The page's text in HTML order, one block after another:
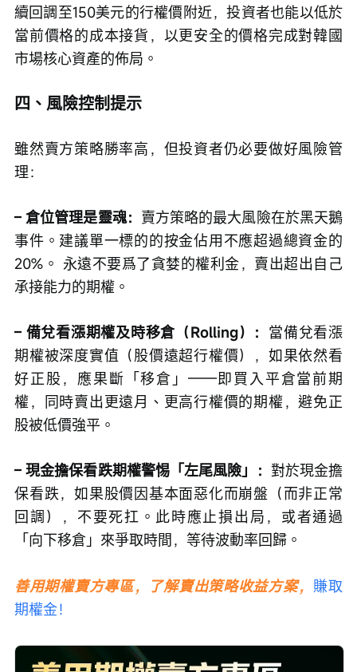
續回調至150美元的行權價附近，投資者也能以低於
當前價格的成本接貨，以更安全的價格完成對韓國
市場核心資產的佈局。
四、風險控制提示
雖然賣方策略勝率高，但投資者仍必要做好風險管
理：
– 倉位管理是靈魂： 賣方策略的最大風險在於黑天鵝
事件。建議單一標的的按金佔用不應超過總資金的
20%。 永遠不要爲了貪婪的權利金，賣出超出自己
承接能力的期權。
– 備兌看漲期權及時移倉（Rolling）： 當備兌看漲
期權被深度實值（股價遠超行權價），如果依然看
好正股，應果斷「移倉」——即買入平倉當前期
權，同時賣出更遠月、更高行權價的期權，避免正
股被低價強平。
– 現金擔保看跌期權警惕「左尾風險」： 對於現金擔
保看跌，如果股價因基本面惡化而崩盤（而非正常
回調），不要死扛。此時應止損出局，或者通過
「向下移倉」來爭取時間，等待波動率回歸。
善用期權賣方專區，了解賣出策略收益方案， 賺取
期權金！